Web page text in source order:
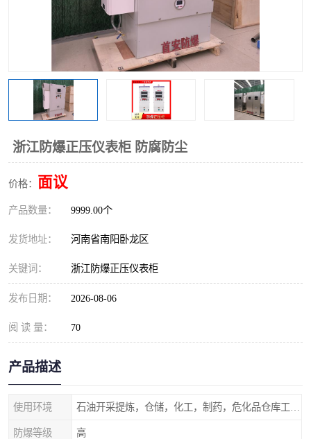
浙江防爆正压仪表柜 防腐防尘
价格： 面议
产品数量： 9999.00个
发货地址： 河南省南阳卧龙区
关键词： 浙江防爆正压仪表柜
发布日期： 2026-08-06
阅 读 量： 70
产品描述
使用环境
防爆等级 高